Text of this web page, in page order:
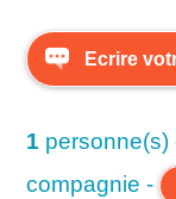
Ecrire
1 personne(s)
compagnie -